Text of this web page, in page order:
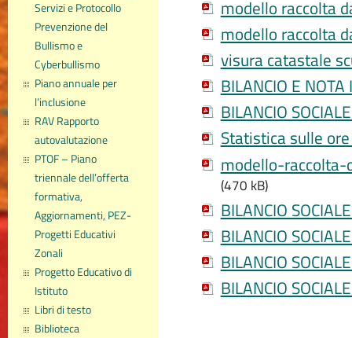
Servizi e Protocollo
Prevenzione del
Bullismo e
Cyberbullismo
Piano annuale per
l’inclusione
RAV Rapporto
autovalutazione
PTOF – Piano
triennale dell’offerta
formativa,
Aggiornamenti, PEZ-
Progetti Educativi
Zonali
Progetto Educativo di
Istituto
Libri di testo
Biblioteca
modello raccolta
modello raccolta
visura catastale
BILANCIO E NOTA
BILANCIO
Statistica sulle
modello-
(470 kB)
BILANCIO
BILANCIO
BILANCIO
BILANCIO